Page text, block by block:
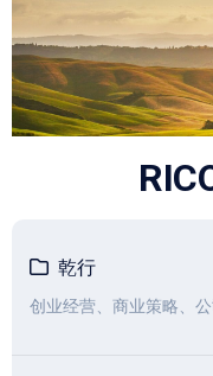
跳
至
容
乾行
创业经营、商业策略、